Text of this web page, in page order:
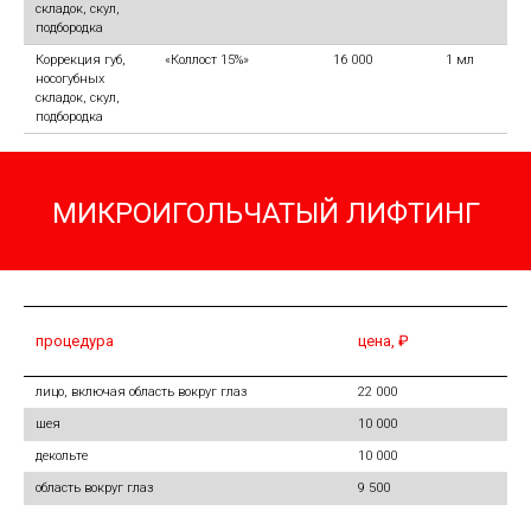
складок, скул,
подбородка
Коррекция губ,
носогубных
складок, скул,
подбородка
«Коллост 15%» 16 000 1 мл
МИКРОИГОЛЬЧАТЫЙ ЛИФТИНГ
процедура цена, ₽
лицо, включая область вокруг глаз 22 000
шея 10 000
декольте 10 000
область вокруг глаз 9 500